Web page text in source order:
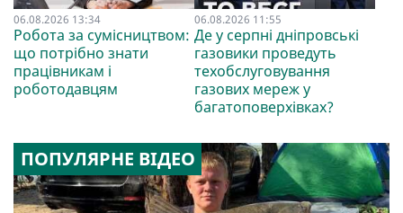
06.08.2026 13:34
Робота за сумісництвом:
що потрібно знати
працівникам і
роботодавцям
06.08.2026 11:55
Де у серпні дніпровські
газовики проведуть
техобслуговування
газових мереж у
багатоповерхівках?
ПОПУЛЯРНЕ ВІДЕО